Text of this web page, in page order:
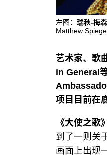
左图： 瑞秋-梅
Matthew
艺术家、歌
in General
项目目前在
《大使之歌
到了一则关
画面上出现